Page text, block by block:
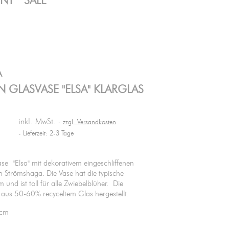
GLASVASE "ELSA" KLARGLAS
inkl. MwSt.
zzgl. Versandkosten
Lieferzeit: 2-3 Tage
"Elsa" mit dekorativem eingeschliffenen
Strömshaga. Die Vase hat die typische
und ist toll für alle Zwiebelblüher. Die
aus 50-60% recyceltem Glas hergestellt.